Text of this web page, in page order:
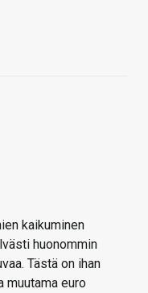
kaikuminen
huonommin
Tästä on ihan
muutama euro